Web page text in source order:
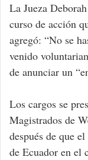
La Jueza
curso de acción
agregó: “No se
venido
de anunciar un
Los cargos se
Magistrados de
después de que
de Ecuador en el